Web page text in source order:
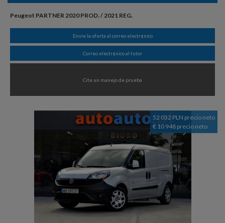
Peugeot PARTNER 2020 PROD. / 2021 REG.
Envie la oferta al correo electr¢nico
Correo electr¢nico al tutor
Cite un manejo de prueba
52 032 PLN precio neto
€ 10 948 precio neto